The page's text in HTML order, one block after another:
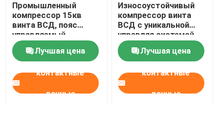
Промышленный
компрессор 15кв
винта ВСД, пояс
управляемый
компрессор воздуха
50%
энергосберегающее
Лучшая цена
контактные
данные
Износоустойчивый
компрессор винта
ВСД с уникальной
управляя системой
предохранителя
Лучшая цена
контактные
данные